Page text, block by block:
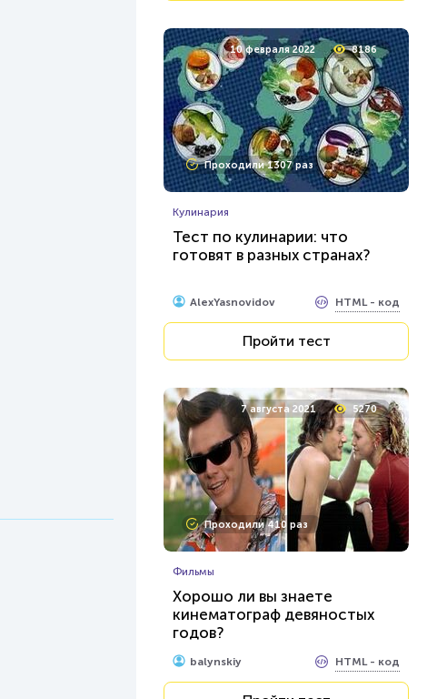
10 февраля 2022 8186
Проходили 1307 раз
Кулинария
Тест по кулинарии: что
готовят в разных странах?
AlexYasnovidov HTML - код
Пройти тест
7 августа 2021 5270
Проходили 410 раз
Фильмы
Хорошо ли вы знаете
кинематограф девяностых
годов?
balynskiy HTML - код